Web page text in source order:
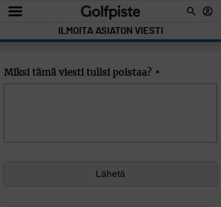
ILMOITA ASIATON VIESTI
Miksi tämä viesti tulisi poistaa? *